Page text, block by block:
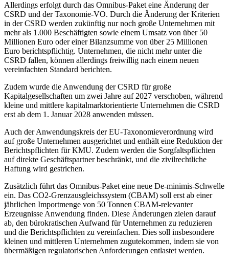
Allerdings erfolgt durch das Omnibus-Paket eine Änderung der
CSRD und der Taxonomie-VO. Durch die Änderung der Kriterien
in der CSRD werden zukünftig nur noch große Unternehmen mit
mehr als 1.000 Beschäftigten sowie einem Umsatz von über 50
Millionen Euro oder einer Bilanzsumme von über 25 Millionen
Euro berichtspflichtig. Unternehmen, die nicht mehr unter die
CSRD fallen, können allerdings freiwillig nach einem neuen
vereinfachten Standard berichten.
Zudem wurde die Anwendung der CSRD für große
Kapitalgesellschaften um zwei Jahre auf 2027 verschoben, während
kleine und mittlere kapitalmarktorientierte Unternehmen die CSRD
erst ab dem 1. Januar 2028 anwenden müssen.
Auch der Anwendungskreis der EU-Taxonomieverordnung wird
auf große Unternehmen ausgerichtet und enthält eine Reduktion der
Berichtspflichten für KMU. Zudem werden die Sorgfaltspflichten
auf direkte Geschäftspartner beschränkt, und die zivilrechtliche
Haftung wird gestrichen.
Zusätzlich führt das Omnibus-Paket eine neue De-minimis-Schwelle
ein. Das CO2-Grenzausgleichssystem (CBAM) soll erst ab einer
jährlichen Importmenge von 50 Tonnen CBAM-relevanter
Erzeugnisse Anwendung finden. Diese Änderungen zielen darauf
ab, den bürokratischen Aufwand für Unternehmen zu reduzieren
und die Berichtspflichten zu vereinfachen. Dies soll insbesondere
kleinen und mittleren Unternehmen zugutekommen, indem sie von
übermäßigen regulatorischen Anforderungen entlastet werden.